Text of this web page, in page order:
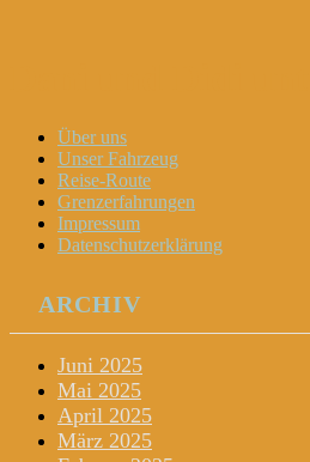
Menu
Widgets
Search
Skip
content
Über uns
Unser Fahrzeug
Reise-Route
Grenzerfahrungen
Impressum
Datenschutzerklärung
ARCHIV
Juni 2025
Mai 2025
April 2025
März 2025